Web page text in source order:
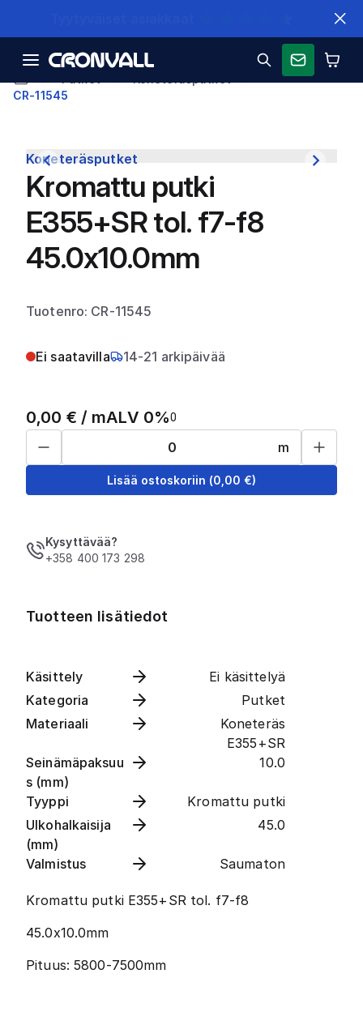
CR-11545
Koneteräsputket
Kromattu putki
E355+SR tol. f7-f8
45.0x10.0mm
Tuotenro: CR-11545
Ei saatavilla 14-21 arkipäivää
0
0,00 € / mALV 0%
m
Lisää ostoskoriin (0,00 €)
Kysyttävää?
+358 400 173 298
Tuotteen lisätiedot
Käsittely
Ei käsittelyä
Kategoria
Putket
Materiaali
Koneteräs
E355+SR
Seinämäpaksuu
s (mm)
10.0
Tyyppi
Kromattu putki
Ulkohalkaisija
(mm)
45.0
Valmistus Saumaton
Kromattu putki E355+SR tol. f7-f8
45.0x10.0mm
Pituus: 5800-7500mm